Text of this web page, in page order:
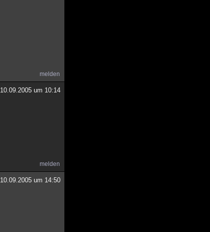
melden
10.09.2005 um 10:14
melden
10.09.2005 um 14:50